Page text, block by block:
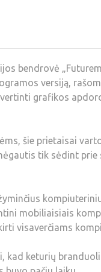
bendrovė
versiją,
grafikos
šie prietaisai
tik sėdint prie
mobiliaisiais
visaverčiams
kad keturių